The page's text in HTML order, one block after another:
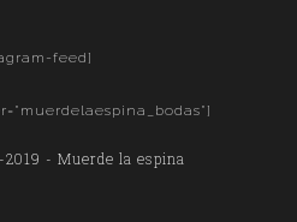
feed]
- Muerde la espina